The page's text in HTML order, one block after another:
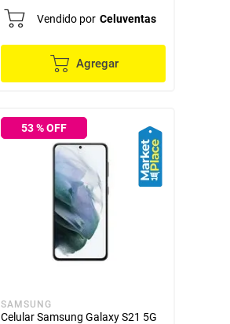
Vendido por Celuventas
Agregar
53% OFF
SAMSUNG
Celular Samsung Galaxy S21 5G